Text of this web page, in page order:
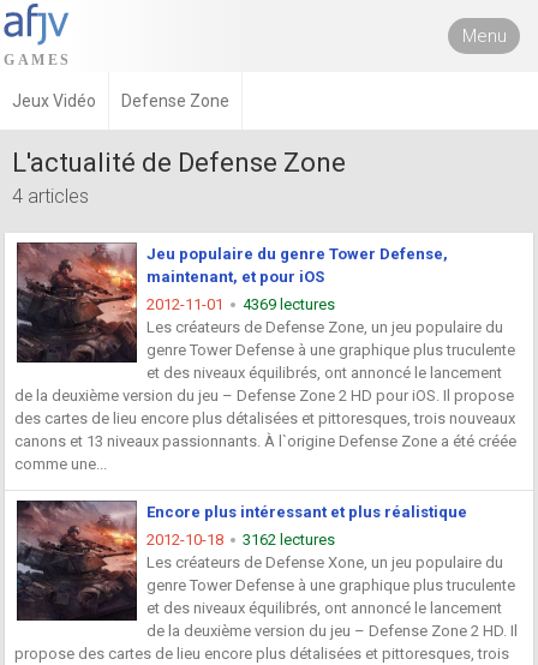
Menu
Jeux Vidéo Defense Zone
L'actualité de Defense Zone
4 articles
Jeu populaire du genre Tower Defense,
maintenant, et pour iOS
2012-11-01
4369 lectures
Les créateurs de Defense Zone, un jeu populaire du
genre Tower Defense à une graphique plus truculente
et des niveaux équilibrés, ont annoncé le lancement
de la deuxième version du jeu – Defense Zone 2 HD pour iOS. Il propose
des cartes de lieu encore plus détalisées et pittoresques, trois nouveaux
canons et 13 niveaux passionnants. À l`origine Defense Zone a été créée
comme une...
Encore plus intéressant et plus réalistique
2012-10-18
3162 lectures
Les créateurs de Defense Xone, un jeu populaire du
genre Tower Defense à une graphique plus truculente
et des niveaux équilibrés, ont annoncé le lancement
de la deuxième version du jeu – Defense Zone 2 HD. Il
propose des cartes de lieu encore plus détalisées et pittoresques, trois